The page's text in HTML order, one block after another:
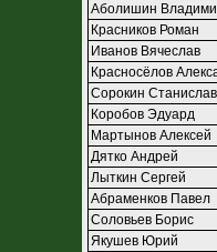
Аболишин
Красников Роман
Иванов Вячеслав
Красносёлов
Сорокин Станислав
Коробов Эдуард
Мартынов Алексей
Дятко Андрей
Лыткин Сергей
Абраменков Павел
Соловьев Борис
Якушев Юрий